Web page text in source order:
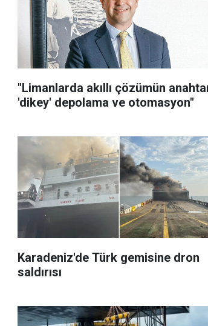
"Limanlarda akıllı çözümün
'dikey' depolama ve otomasyon"
Karadeniz'de Türk gemisine dron
saldırısı